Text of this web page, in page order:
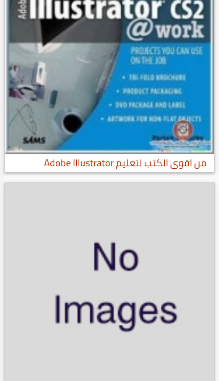
من اقوى الكتب لتعليم Adobe Illustrator